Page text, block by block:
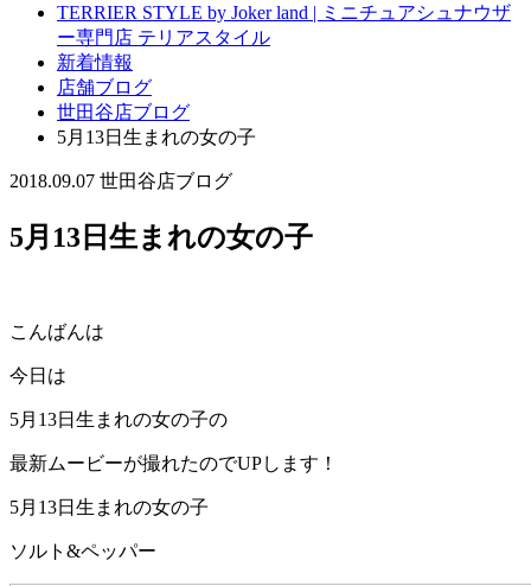
TERRIER STYLE by Joker land | ミニチュアシュナウザ
ー専門店 テリアスタイル
新着情報
店舗ブログ
世田谷店ブログ
5月13日生まれの女の子
2018.09.07 世田谷店ブログ
5月13日生まれの女の子
こんばんは
今日は
5月13日生まれの女の子の
最新ムービーが撮れたのでUPします！
5月13日生まれの女の子
ソルト&ペッパー